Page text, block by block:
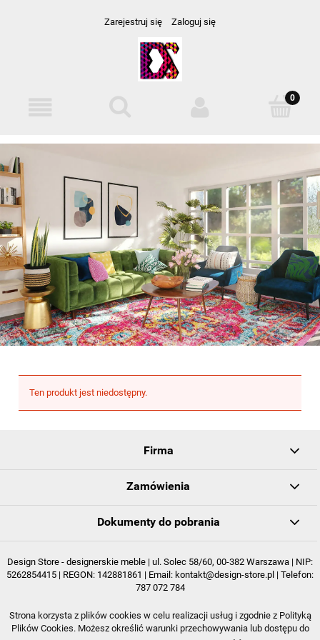
Strona korzysta z plików cookies w celu realizacji usług i zgodnie z Polityką
Plików Cookies. Możesz określić warunki przechowywania lub dostępu do
Zarejestruj się Zaloguj się
Ten produkt jest niedostępny.
Firma
Zamówienia
Dokumenty do pobrania
Design Store - designerskie meble | ul. Solec 58/60, 00-382 Warszawa | NIP:
5262854415 | REGON: 142881861 | Email: kontakt@design-store.pl | Telefon:
787 072 784
POKAŻ PEŁNĄ WERSJĘ STRONY